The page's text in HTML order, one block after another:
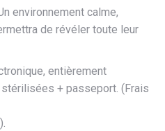
environnement calme,
de révéler toute leur
entièrement
+ passeport. (Frais